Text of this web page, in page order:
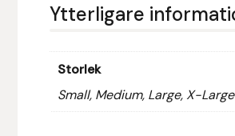
Ytterligare
Storlek
Small, Medium, Large, X-Large